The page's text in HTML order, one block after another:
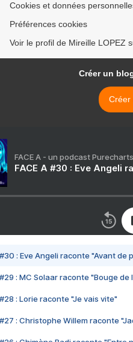
Cookies et données
Préférences cookies
Voir le profil de Mireille LOPEZ
Créer un
Créer
FACE A - un podcast Purecharts
FACE A #30 : Eve Angeli
#30 : Eve Angeli raconte "Avant de
#29 : MC Solaar raconte "Bouge de
#28 : Lorie raconte "Je vais vite"
#27 : Christophe Willem raconte